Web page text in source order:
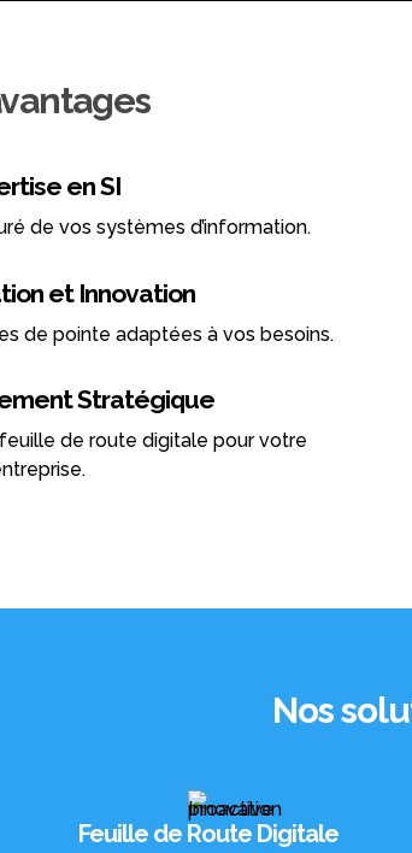
en SI
de vos systèmes d’information.
et Innovation
de pointe adaptées à vos besoins.
Stratégique
de route digitale pour votre
Nos
Feuille de Route Digitale